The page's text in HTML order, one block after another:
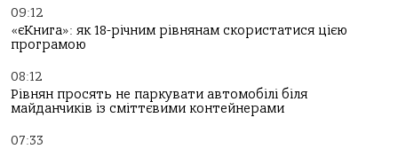
09:12
«єКнига»: як 18-річним рівнянам скористатися цією
програмою
08:12
Рівнян просять не паркувати автомобілі біля
майданчиків із сміттєвими контейнерами
07:33